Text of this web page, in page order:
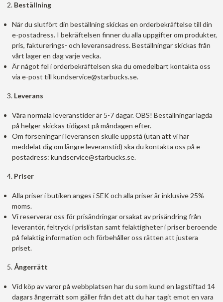
Beställning
När du slutfört din beställning skickas en orderbekräftelse till din
e-postadress. I bekräftelsen finner du alla uppgifter om produkter,
pris, fakturerings- och leveransadress. Beställningar skickas från
vårt lager en dag varje vecka.
Är något fel i orderbekräftelsen ska du omedelbart kontakta oss
via e-post till kundservice@starbucks.se.
Leverans
Våra normala leveranstider är 5-7 dagar. OBS! Beställningar lagda
på helger skickas tidigast på måndagen efter.
Om förseningar i leveransen skulle uppstå (utan att vi har
meddelat dig om längre leveranstid) ska du kontakta oss på e-
postadress: kundservice@starbucks.se.
Priser
Alla priser i butiken anges i SEK och alla priser är inklusive 25%
moms.
Vi reserverar oss för prisändringar orsakat av prisändring från
leverantör, feltryck i prislistan samt felaktigheter i priser beroende
på felaktig information och förbehåller oss rätten att justera
priset.
Ångerrätt
Vid köp av varor på webbplatsen har du som kund en lagstiftad 14
dagars ångerrätt som gäller från det att du har tagit emot en vara